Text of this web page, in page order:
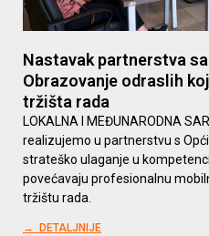
Nastavak partnerstva
Obrazovanje odraslih
tržišta rada
LOKALNA I MEĐUNARODNA
realizujemo u partnerstvu s
strateško ulaganje u
povećavaju profesionalnu
tržištu rada.
→ DETALJNIJE